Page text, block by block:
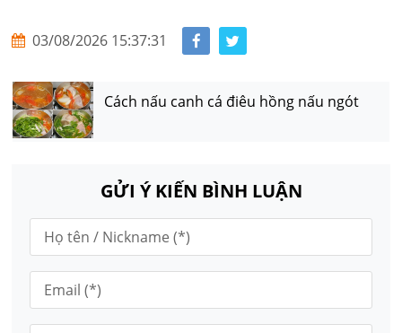
03/08/2026 15:37:31
Cách nấu canh cá điêu hồng nấu ngót
GỬI Ý KIẾN BÌNH LUẬN